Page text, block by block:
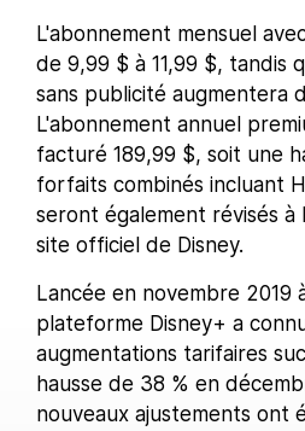
L'abonnement mensuel
de 9,99 $ à 11,99 $, tandis
sans publicité augmentera
L'abonnement annuel
facturé 189,99 $, soit une
forfaits combinés incluant
seront également révisés à
site officiel de Disney.
Lancée en novembre 2019
plateforme Disney+ a
augmentations tarifaires
hausse de 38 % en
nouveaux ajustements ont